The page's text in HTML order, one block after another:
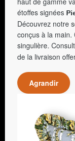
étoffes signées
Découvrez notre
conçus à la
singulière.
de la livraison
Agrandir